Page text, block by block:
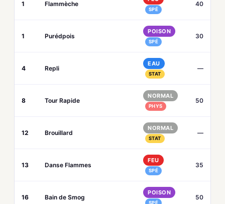
1 Flammèche
SPÉ
40
1 Purédpois
POISON
SPÉ
30
4 Repli
EAU
STAT
—
8 Tour Rapide
NORMAL
PHYS
50
12 Brouillard
NORMAL
STAT
—
13 Danse Flammes
FEU
SPÉ
35
16 Bain de Smog
POISON
SPÉ
50